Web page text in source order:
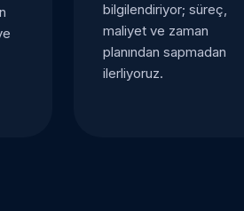
bilgilendiriyor; süreç,
maliyet ve zaman
planından sapmadan
ilerliyoruz.